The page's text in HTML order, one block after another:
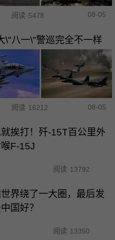
阅读 5478 08-05
\"八一\"警巡完全不一样
阅读 16212 08-05
挨打！歼-15T百公里外
F-15J
阅读 13792
界绕了一大圈，最后发
国好？
阅读 13350